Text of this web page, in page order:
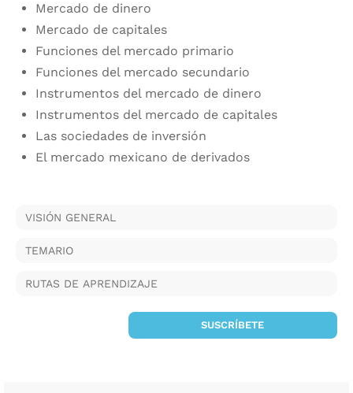
Mercado de dinero
Mercado de capitales
Funciones del mercado primario
Funciones del mercado secundario
Instrumentos del mercado de dinero
Instrumentos del mercado de capitales
Las sociedades de inversión
El mercado mexicano de derivados
VISIÓN GENERAL
TEMARIO
RUTAS DE APRENDIZAJE
SUSCRÍBETE